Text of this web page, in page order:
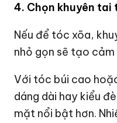
4. Chọn khuyên tai
Nếu để tóc xõa,
nhỏ gọn sẽ tạo
Với tóc búi cao
dáng dài hay kiểu
mặt nổi bật hơn.